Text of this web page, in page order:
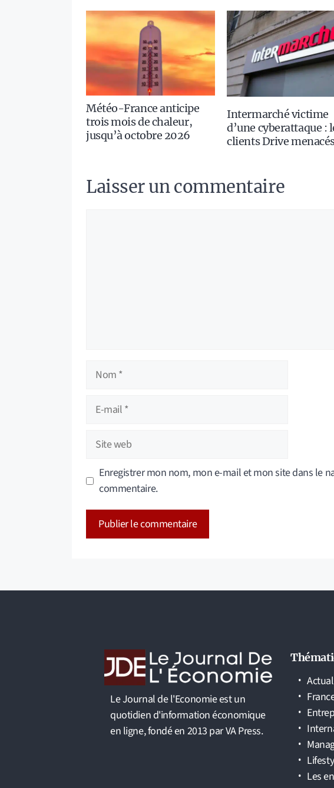
Météo-France anticipe
trois mois de chaleur,
jusqu’à octobre 2026
Intermarché victime
d’une cyberattaque :
clients Drive
Laisser un commentaire
Nom
Site
Enregistrer mon nom, mon e-mail et mon site dans le
commentaire.
Le Journal de l'Economie est un
quotidien d'information économique
en ligne, fondé en 2013 par VA Press.
Les